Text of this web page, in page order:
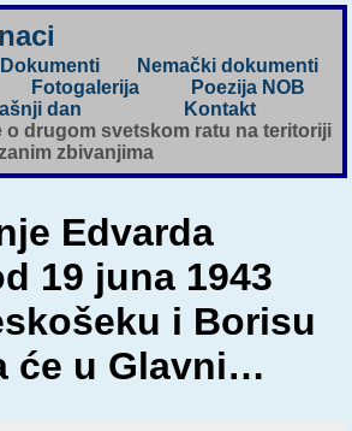
Dokumenti
Nemački dokumenti
Fotogalerija
Poezija NOB
dan
Kontakt
o drugom svetskom ratu na teritoriji
zbivanjima
Edvarda
19 juna 1943
i Borisu
će u Glavni…